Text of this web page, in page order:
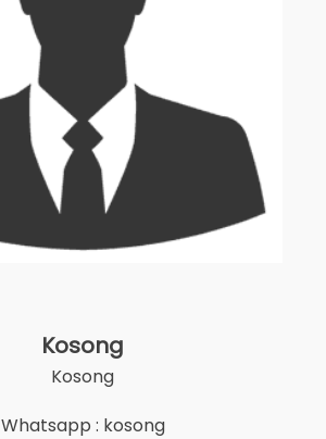
Kosong
Kosong
Whatsapp : kosong